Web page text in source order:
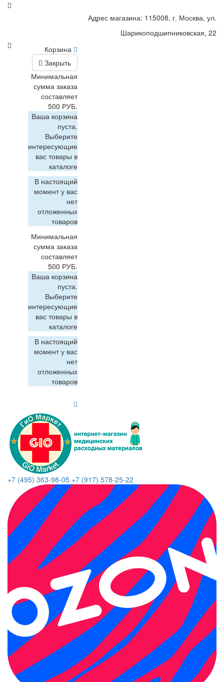
Адрес магазина: 115008, г. Москва, ул.
Шарикоподшипниковская, 22
Корзина
Закрыть
Минимальная
сумма заказа
составляет
500 РУБ.
Ваша корзина
пуста.
Выберите
интересующие
вас товары в
каталоге
В настоящий
момент у вас
нет
отложенных
товаров
Минимальная
сумма заказа
составляет
500 РУБ.
Ваша корзина
пуста.
Выберите
интересующие
вас товары в
каталоге
В настоящий
момент у вас
нет
отложенных
товаров
+7 (495) 363-98-05 +7 (917) 578-25-22